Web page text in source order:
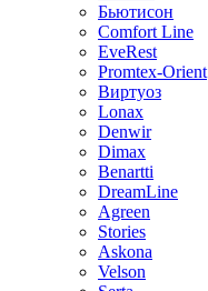
Бьютисон
Comfort Line
EveRest
Promtex-Orient
Виртуоз
Lonax
Denwir
Dimax
Benartti
DreamLine
Agreen
Stories
Askona
Velson